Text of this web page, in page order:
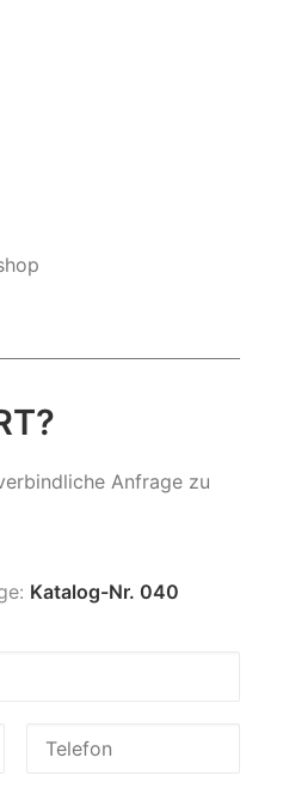
Anfrage zu
Katalog-Nr. 040